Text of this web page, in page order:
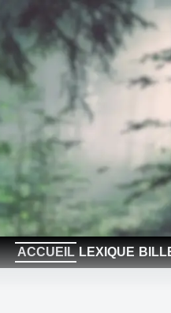
ACCUEIL LEXIQUE